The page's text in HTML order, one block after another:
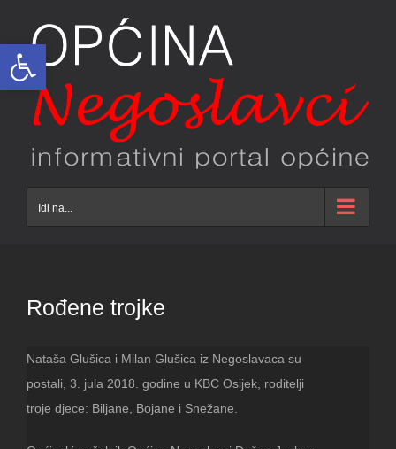
Open toolbar
content
Idi na...
Rođene trojke
Nataša Glušica i Milan Glušica iz Negoslavaca su
postali, 3. jula 2018. godine u KBC Osijek, roditelji
troje djece: Biljane, Bojane i Snežane.